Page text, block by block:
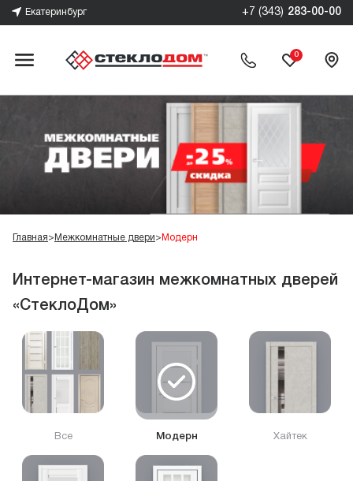
Екатеринбург +7 (343) 283-00-00
0
Главная> Межкомнатные двери> Модерн
Интернет-магазин межкомнатных дверей
«СтеклоДом»
Все Модерн Хайтек